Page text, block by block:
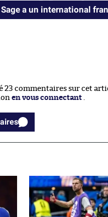
a un international
23 commentaires sur cet
en vous connectant .